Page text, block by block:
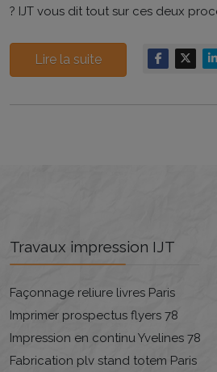
? IJT vous dit tout sur ces deux
Lire la suite
Travaux impression IJT
Façonnage reliure livres Paris
Imprimer prospectus flyers 78
Impression en continu Yvelines 78
Fabrication plv stand totem Paris